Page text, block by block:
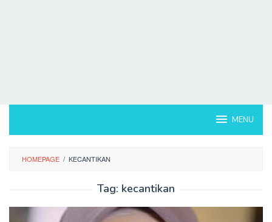
MENU
HOMEPAGE / KECANTIKAN
Tag: kecantikan